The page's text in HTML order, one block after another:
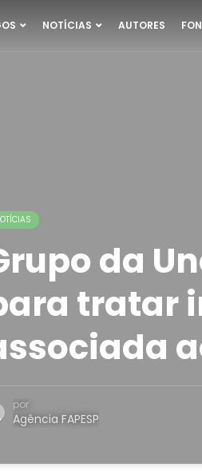
NOTÍCIAS AUTORES
da
tratar
por
Agência FAPESP